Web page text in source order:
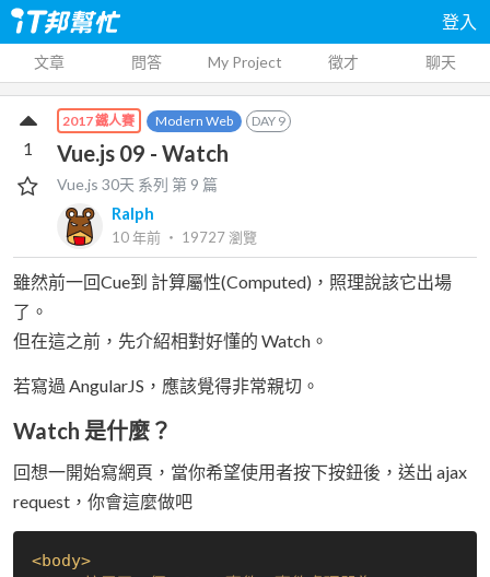
登入
文章 問答 My Project 徵才 聊天
2017 鐵人賽 Modern Web DAY 9
Vue.js 09 - Watch
Vue.js 30天 系列 第 9 篇
Ralph
10 年前 ‧ 19727瀏覽
1
雖然前一回Cue到 計算屬性(Computed)，照理說該它出場
了。
但在這之前，先介紹相對好懂的 Watch。
若寫過 AngularJS，應該覺得非常親切。
Watch 是什麼？
回想一開始寫網頁，當你希望使用者按下按鈕後，送出 ajax
request，你會這麼做吧
<body>